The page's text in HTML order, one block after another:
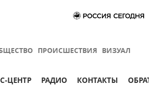
ПРОИСШЕСТВИЯ ВИЗУАЛ
ЦЕНТР РАДИО КОНТАКТЫ